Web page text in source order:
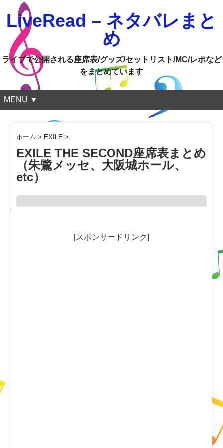
LiveRead – ネタバレまと
め
ライブで公開される座席表/グッズ/セットリスト/MC/レポなど
をまとめています
MENU ▼
ホーム > EXILE >
EXILE THE SECOND座席表まとめ
（朱鷺メッセ、大阪城ホール、
etc）
[スポンサードリンク]